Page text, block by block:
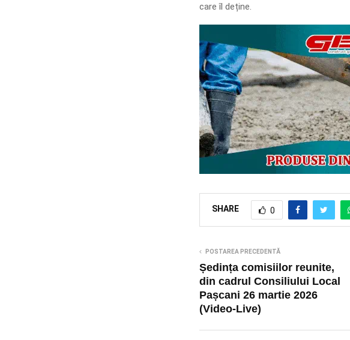
care îl deține.
SHARE 0
POSTAREA PRECEDENTĂ
Ședința comisiilor reunite,
din cadrul Consiliului Local
Pașcani 26 martie 2026
(Video-Live)